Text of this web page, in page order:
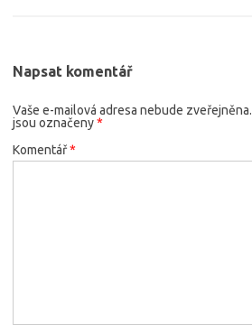
Napsat komentář
Vaše e-mailová adresa nebude zveřejněna.
jsou označeny*
Komentář*